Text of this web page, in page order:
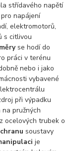
střídavého napětí
napájení
elektromotorů,
s citlivou
se hodí do
práci v terénu
nebo i jako
vybavené
při výpadku
pružných
ocelových trubek o
soustavy
je